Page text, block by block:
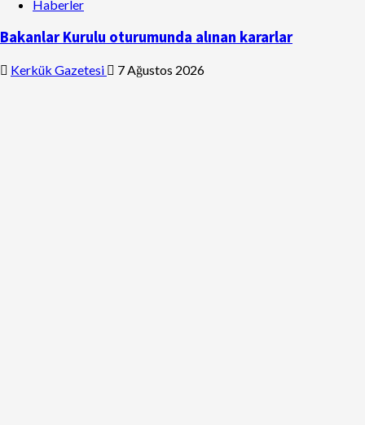
Haberler
Bakanlar Kurulu oturumunda alınan kararlar
Kerkük Gazetesi 7 Ağustos 2026